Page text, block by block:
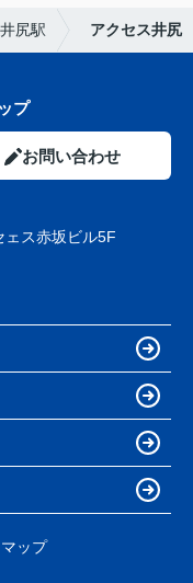
井尻駅 アクセス井尻
プ
お問い合わせ
ス赤坂ビル5F
ップ